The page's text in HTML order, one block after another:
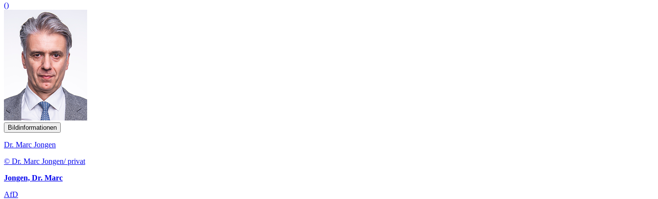
()
Bildinformationen
Dr. Marc Jongen
© Dr. Marc Jongen/ privat
Jongen, Dr. Marc
AfD